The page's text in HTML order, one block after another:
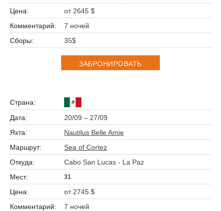
от 2645 $
7 ночей
35$
ЗАБРОНИРОВАТЬ
20/09 – 27/09
Nautilus Belle Amie
Sea of Cortez
Cabo San Lucas - La Paz
31
от 2745 $
7 ночей